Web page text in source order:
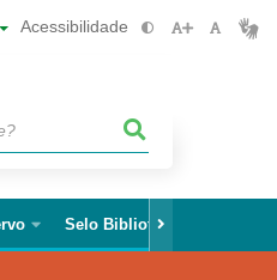
Acessibilidade
Selo Biblioteca Paraná